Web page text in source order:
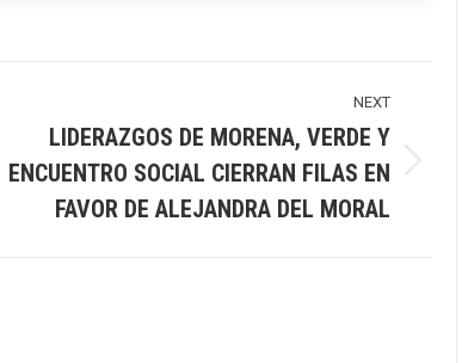
NEXT
LIDERAZGOS DE MORENA, VERDE Y
ENCUENTRO SOCIAL CIERRAN FILAS EN
FAVOR DE ALEJANDRA DEL MORAL